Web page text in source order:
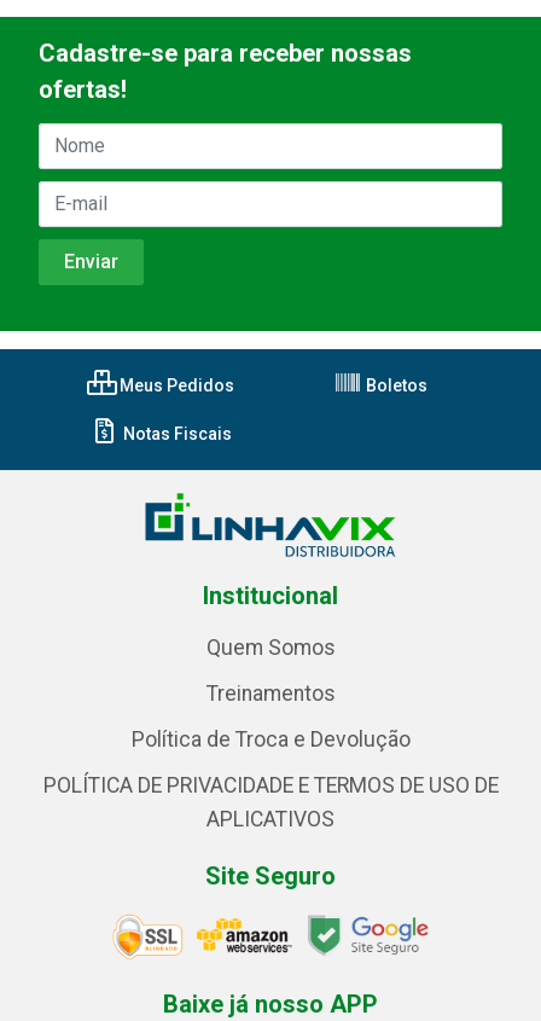
Cadastre-se para receber nossas
ofertas!
Meus Pedidos Boletos
Notas Fiscais
Institucional
Quem Somos
Treinamentos
Política de Troca e Devolução
POLÍTICA DE PRIVACIDADE E TERMOS DE USO DE
APLICATIVOS
Site Seguro
Baixe já nosso APP